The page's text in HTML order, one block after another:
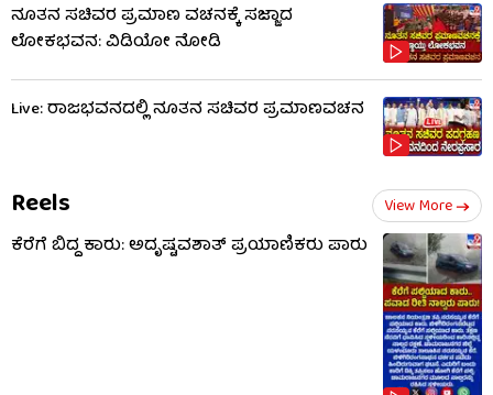
ನೂತನ ಸಚಿವರ ಪ್ರಮಾಣ ವಚನಕ್ಕೆ ಸಜ್ಜಾದ
ಲೋಕಭವನ: ವಿಡಿಯೋ ನೋಡಿ
Live: ರಾಜಭವನದಲ್ಲಿ ನೂತನ ಸಚಿವರ ಪ್ರಮಾಣವಚನ
Reels View More
ಕೆರೆಗೆ ಬಿದ್ದ ಕಾರು: ಅದೃಷ್ಟವಶಾತ್​​ ಪ್ರಯಾಣಿಕರು ಪಾರು